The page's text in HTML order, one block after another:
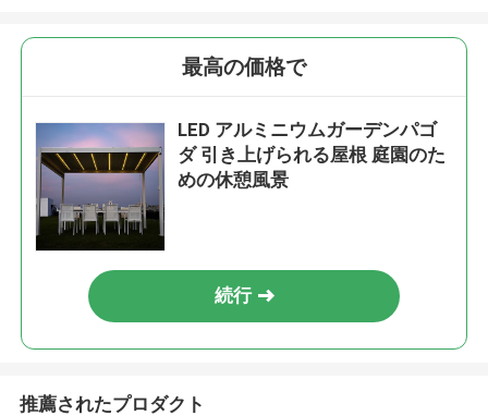
最高の価格で
LED アルミニウムガーデンパゴ
ダ 引き上げられる屋根 庭園のた
めの休憩風景
続行
推薦されたプロダクト